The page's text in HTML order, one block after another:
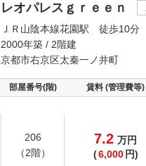
レオパレスｇｒｅｅｎ
ＪＲ山陰本線花園駅 徒歩10分
2000年築 / 2階建
京都市右京区太秦一ノ井町
部屋番号(階) 賃料 (管理費等)
206
（2階）
7.2 万円
(6,000 円)